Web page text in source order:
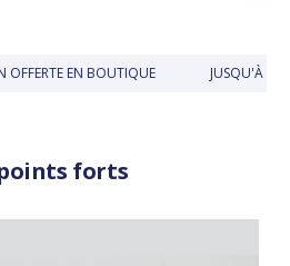
EN BOUTIQUE JUSQU'À 30
forts